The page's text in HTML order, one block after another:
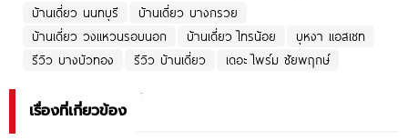
บ้านเดี่ยว นนทบุรี
บ้านเดี่ยว บางกรวย
บ้านเดี่ยว วงแหวนรอบนอก
บ้านเดี่ยว ไทรน้อย
บุหงา แอสเซท
รีวิว บางบัวทอง
รีวิว บ้านเดี่ยว เดอะ ไพร์ม ชัยพฤกษ์
เรื่องที่เกี่ยวข้อง